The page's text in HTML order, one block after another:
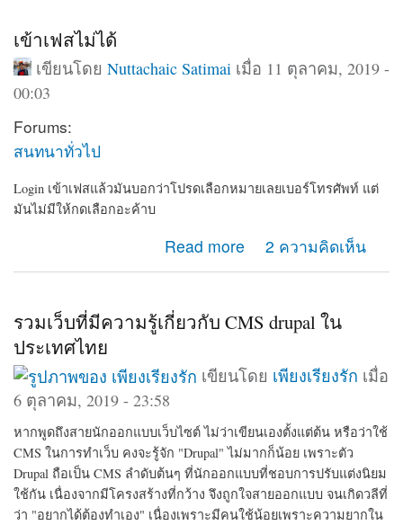
เข้าเฟสไม่ได้
เขียนโดย Nuttachaic Satimai เมื่อ 11 ตุลาคม, 2019 -
00:03
Forums:
สนทนาทั่วไป
Login เข้าเฟสแล้วมันบอกว่าโปรดเลือกหมายเลยเบอร์โทรศัพท์ แต่
มันไม่มีให้กดเลือกอะค้าบ
Read more 2 ความคิดเห็น
รวมเว็บที่มีความรู้เกี่ยวกับ CMS drupal ใน
ประเทศไทย
เขียนโดย เพียงเรียงรัก เมื่อ
6 ตุลาคม, 2019 - 23:58
หากพูดถึงสายนักออกแบบเว็บไซต์ ไม่ว่าเขียนเองตั้งแต่ต้น หรือว่าใช้
CMS ในการทำเว็บ คงจะรู้จัก "Drupal" ไม่มากก็น้อย เพราะตัว
Drupal ถือเป็น CMS ลำดับต้นๆ ที่นักออกแบบที่ชอบการปรับแต่งนิยม
ใช้กัน เนื่องจากมีโครงสร้างที่กว้าง จึงถูกใจสายออกแบบ จนเกิดวลีที่
ว่า "อยากได้ต้องทำเอง" เนื่องเพราะมีคนใช้น้อยเพราะความยากใน